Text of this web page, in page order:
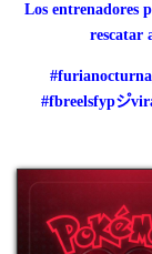
Los entrenadores
rescatar
#fbreelsfypシ゚